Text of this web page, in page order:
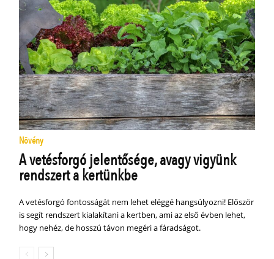
Növény
A vetésforgó jelentősége, avagy vigyünk
rendszert a kertünkbe
A vetésforgó fontosságát nem lehet eléggé hangsúlyozni! Először
is segít rendszert kialakítani a kertben, ami az első évben lehet,
hogy nehéz, de hosszú távon megéri a fáradságot.